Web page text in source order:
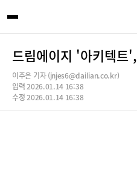
드림에이지 '아키텍
이주은 기자 (jnjes6@dailian.co.kr)
입력 2026.01.14 16:38
수정 2026.01.14 16:38